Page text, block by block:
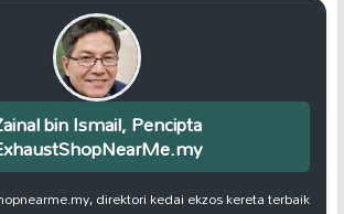
bin Ismail, Pencipta
direktori kedai ekzos kereta terbaik